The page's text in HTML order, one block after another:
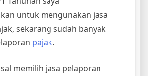
untuk mengunakan jasa
sekarang sudah banyak
pajak.
memilih jasa pelaporan